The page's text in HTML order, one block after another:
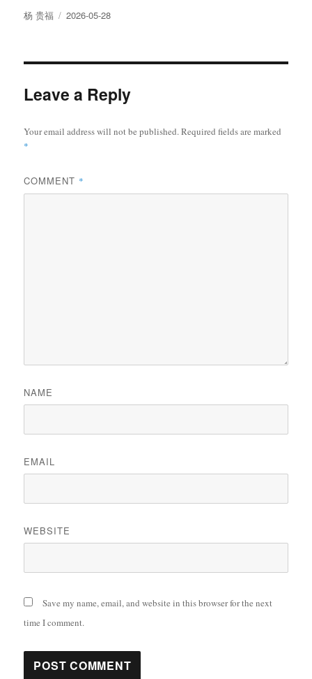
Author
杨 贵福
Posted
2026-05-28
Leave a Reply
Your email address will not be published. Required fields are marked
*
COMMENT *
NAME
EMAIL
WEBSITE
Save my name, email, and website in this browser for the next
time I comment.